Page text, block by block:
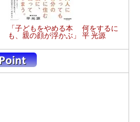
「子どもをやめる本 何をするに
も、親の顔が浮かぶ」 平 光源